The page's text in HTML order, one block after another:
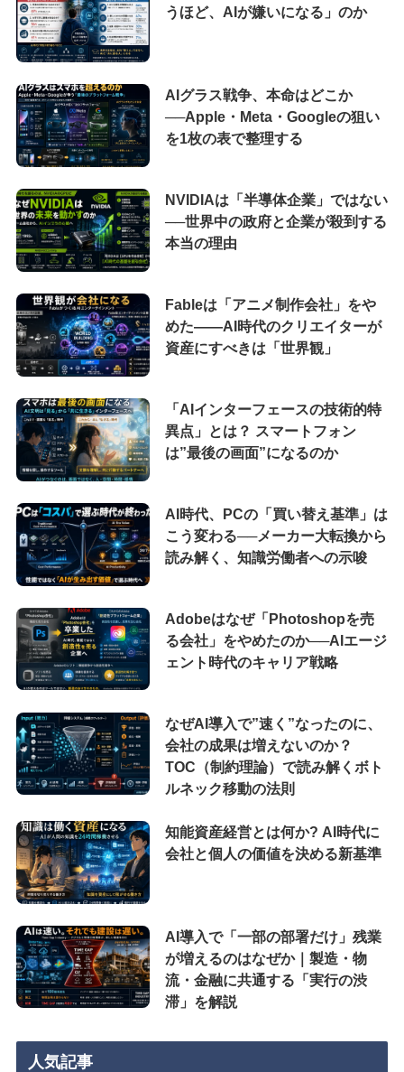
うほど、AIが嫌いになる」のか
AIグラス戦争、本命はどこか
──Apple・Meta・Googleの狙い
を1枚の表で整理する
NVIDIAは「半導体企業」ではない
──世界中の政府と企業が殺到する
本当の理由
Fableは「アニメ制作会社」をや
めた――AI時代のクリエイターが
資産にすべきは「世界観」
「AIインターフェースの技術的特
異点」とは？ スマートフォン
は”最後の画面”になるのか
AI時代、PCの「買い替え基準」は
こう変わる──メーカー大転換から
読み解く、知識労働者への示唆
Adobeはなぜ「Photoshopを売
る会社」をやめたのか──AIエージ
ェント時代のキャリア戦略
なぜAI導入で”速く”なったのに、
会社の成果は増えないのか？
TOC（制約理論）で読み解くボト
ルネック移動の法則
知能資産経営とは何か? AI時代に
会社と個人の価値を決める新基準
AI導入で「一部の部署だけ」残業
が増えるのはなぜか｜製造・物
流・金融に共通する「実行の渋
滞」を解説
人気記事